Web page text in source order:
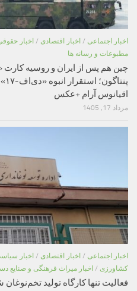
اخبار اجتماعی / اخبار اقتصادی / اخبار
مطبوعات و رسانه ها
چین هم پس از ایران و روسیه
اقیانوس آرام +عکس
مرداد 17, 1405
اخبار اجتماعی / اخبار اقتصادی / اخبار
کشاورزی / اخبار میراث فرهنگی و صنایع
فعالیت تنها کارگاه تولید